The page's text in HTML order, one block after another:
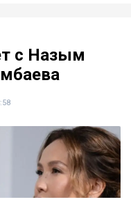
с Назым